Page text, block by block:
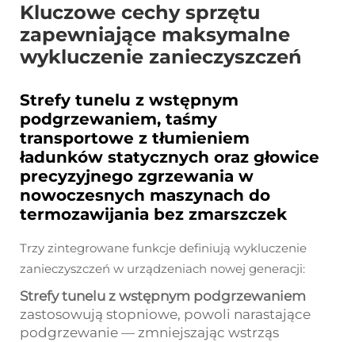
Kluczowe cechy sprzętu
zapewniające maksymalne
wykluczenie zanieczyszczeń
Strefy tunelu z wstępnym
podgrzewaniem, taśmy
transportowe z tłumieniem
ładunków statycznych oraz głowice
precyzyjnego zgrzewania w
nowoczesnych maszynach do
termozawijania bez zmarszczek
Trzy zintegrowane funkcje definiują wykluczenie
zanieczyszczeń w urządzeniach nowej generacji:
Strefy tunelu z wstępnym podgrzewaniem
zastosowują stopniowe, powoli narastające
podgrzewanie — zmniejszając wstrząs